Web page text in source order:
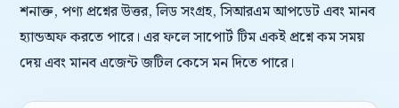
শনাক্ত, পণ্য প্রশ্নের উত্তর, লিড সংগ্রহ, সিআরএম আপডেট এবং মানব
হ্যান্ডঅফ করতে পারে। এর ফলে সাপোর্ট টিম একই প্রশ্নে কম সময়
দেয় এবং মানব এজেন্ট জটিল কেসে মন দিতে পারে।